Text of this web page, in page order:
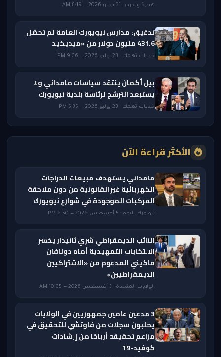
هجرة ولجوء · 31 يوليو 2026 — 8:19 AM
تدقيق: مدارس نيويورك العامة لم تحصّل
431.6 مليون دولار من «ميديكيد
خدمات تهمك · 23 يوليو 2026 — 9:06 PM
بيل أكمان ينتقد سياسات مامداني ولا
يستبعد الترشح لرئاسة بلدية نيويورك
خدمات تهمك · 23 يوليو 2026 — 5:35 PM
الأكثر قراءة الآن
مامداني يستهدف مبيعات الدراجات
الكهربائية غير القانونية من دون ملاحقة
المركبات الموجودة في شوارع نيويورك
نيويورك اليوم · 5 أغسطس 2026 — 6:50 PM
النائب الديمقراطي شري ثانيدار يخسر
الانتخابات التمهيدية أمام دونافان
ماكيني المدعوم من «الاشتراكيين
الديمقراطيين»
الولايات المتحدة · 5 أغسطس 2026 — 10:35 AM
3 مدعين عامين جمهوريين في الولايات
يطلبون سجلات من فاوتشي للتحقيق في
مزاعم تحقيقه أرباحًا من إرشادات
كوفيد-19